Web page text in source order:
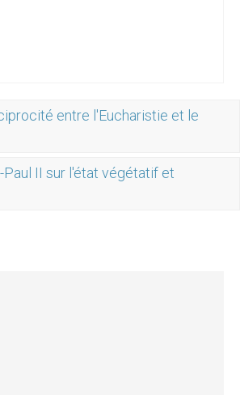
entre l'Eucharistie et le
II sur l'état végétatif et